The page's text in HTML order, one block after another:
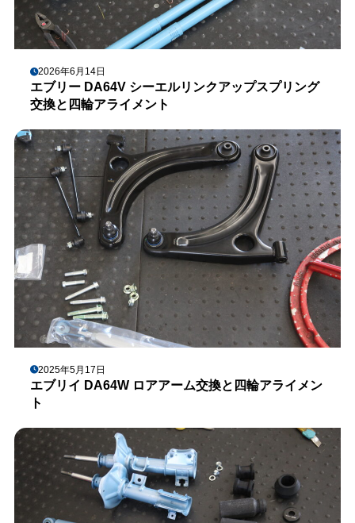
2026年6月14日
エブリー DA64V シーエルリンクアップスプリング
交換と四輪アライメント
2025年5月17日
エブリイ DA64W ロアアーム交換と四輪アライメン
ト